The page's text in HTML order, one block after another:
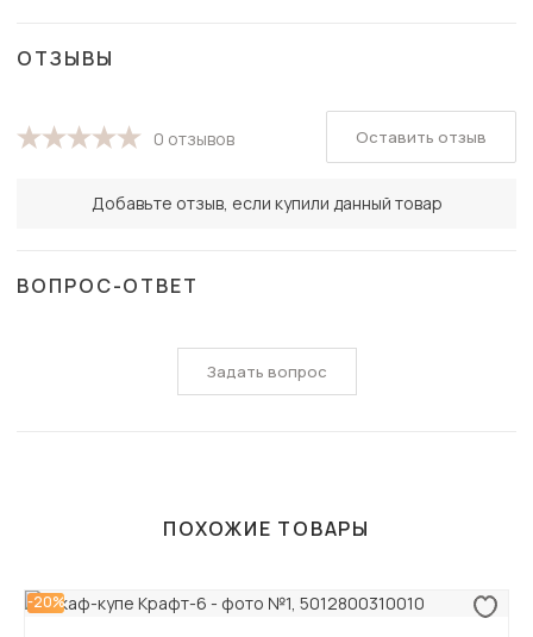
ОТЗЫВЫ
0 отзывов
Добавьте отзыв, если купили данный товар
Оставить отзыв
ВОПРОС-ОТВЕТ
Задать вопрос
ПОХОЖИЕ ТОВАРЫ
-20%